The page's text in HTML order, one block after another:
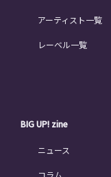
アーティスト一覧
レーベル一覧
BIG UP! zine
ニュース
コラム